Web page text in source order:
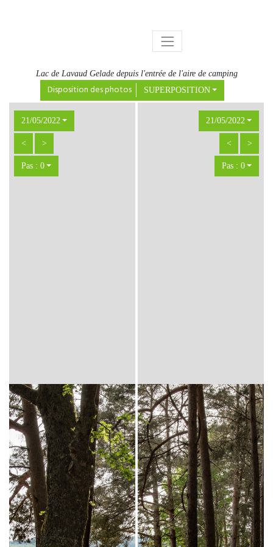
Lac de Lavaud Gelade depuis l'entrée de l'aire de camping
Disposition des photos SUPERPOSITION
21/05/2022
< >
Pas : 0
21/05/2022
< >
Pas : 0